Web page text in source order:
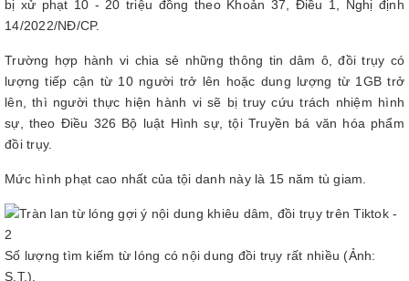
bị xử phạt 10 - 20 triệu đồng theo Khoản 37, Điều 1, Nghị định
14/2022/NĐ/CP.
Trường hợp hành vi chia sẻ những thông tin dâm ô, đồi trụy có
lượng tiếp cận từ 10 người trở lên hoặc dung lượng từ 1GB trở
lên, thì người thực hiện hành vi sẽ bị truy cứu trách nhiệm hình
sự, theo Điều 326 Bộ luật Hình sự, tội Truyền bá văn hóa phẩm
đồi trụy.
Mức hình phạt cao nhất của tội danh này là 15 năm tù giam.
Số lượng tìm kiếm từ lóng có nội dung đồi trụy rất nhiều (Ảnh:
S.T.).